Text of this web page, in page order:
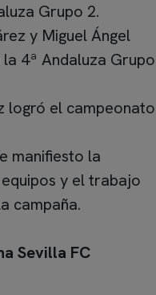
Grupo 2.
y Miguel Ángel
4ª Andaluza Grupo
logró el campeonato
manifiesto la
y el trabajo
campaña.
Sevilla FC